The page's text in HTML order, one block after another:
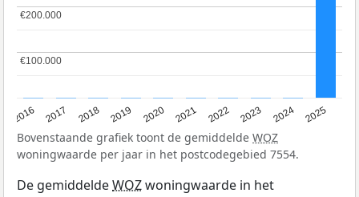
2016 2017 2018 2019 2020 2021 2022 2023 2024 2025
€100.000
€100.000
€200.000
€200.000
Bovenstaande grafiek toont de gemiddelde WOZ
woningwaarde per jaar in het postcodegebied 7554.
De gemiddeldeWOZwoningwaarde in het